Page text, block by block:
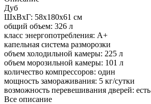
Дуб
ШхВхГ: 58х180х61 см
общий объем: 326 л
класс энергопотребления: A+
капельная система разморозки
объем холодильной камеры: 225 л
объем морозильной камеры: 101 л
количество компрессоров: один
мощность замораживания: 5 кг/сутки
возможность перевешивания дверей: есть
Все описание